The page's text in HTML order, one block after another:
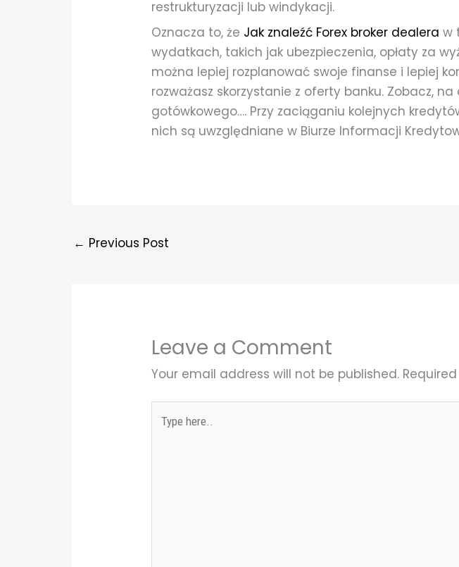
restrukturyzacji lub windykacji.
Oznacza to, że Jak znaleźć Forex broker dealera w
wydatkach, takich jak ubezpieczenia, opłaty za
można lepiej rozplanować swoje finanse i lepiej
rozważasz skorzystanie z oferty banku. Zobacz,
gotówkowego…. Przy zaciąganiu kolejnych
nich są uwzględniane w Biurze Informacji
← Previous Post
Leave a Comment
Your email address will not be published.
here..